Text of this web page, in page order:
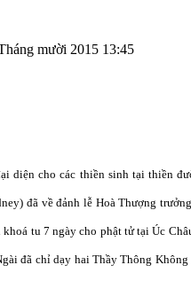
mười 2015 13:45
i diện cho các thiền sinh tại thiền
đã về đảnh lễ HoàThượng trưở
khoá tu 7 ngày cho phật tửtại Úc
đã chỉdạy hai Thầy Thông Không